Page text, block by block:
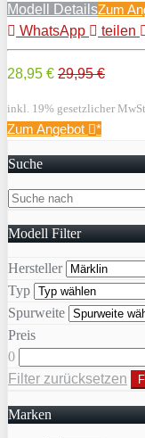
Modell DetailsZum
WhatsApp
teilen
28,95 € 29,95 €
inkl. 19% gesetzlicher MwSt.
Zum Angebot *
Suche
Modell Filter
Hersteller
Typ
Spurweite
Preis
0
Filter zurücksetzen
Marken